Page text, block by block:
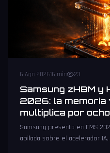
6 Ago 202616 min 23
Samsung zHBM y
2026: la memoria
multiplica por
Samsung presenta en FMS
apilada sobre el acelerador IA,